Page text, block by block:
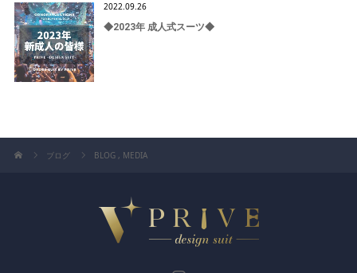
2022.09.26
◆2023年 成人式スーツ◆
ブログ BLOG , MEDIA